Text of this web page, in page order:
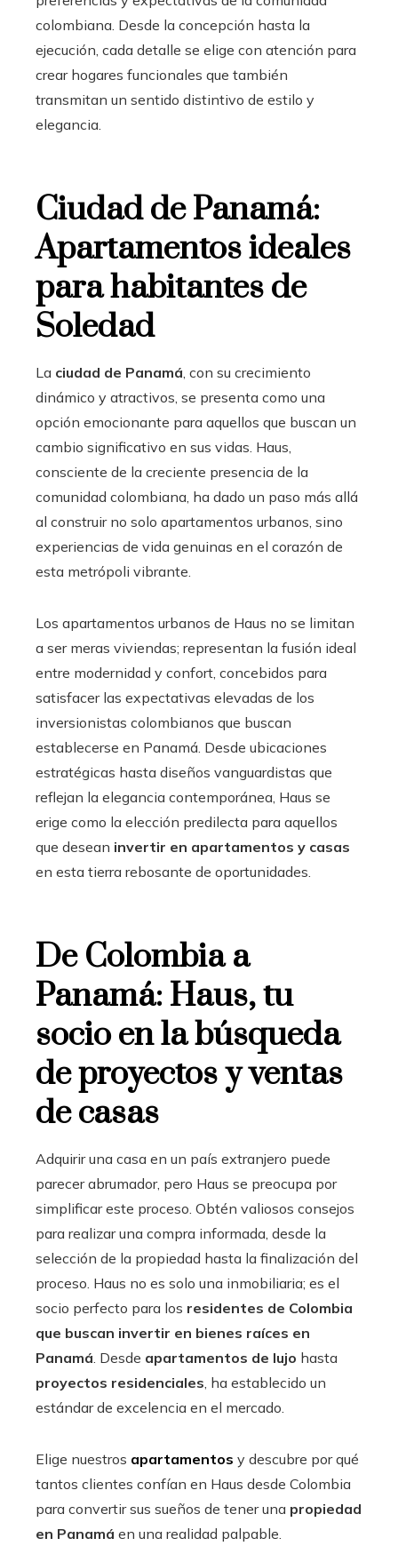
colombiana. Desde la concepción hasta la
ejecución, cada detalle se elige con atención para
crear hogares funcionales que también
transmitan un sentido distintivo de estilo y
elegancia.
Ciudad de Panamá:
Apartamentos ideales
para habitantes de
Soledad
La ciudad de Panamá , con su crecimiento
dinámico y atractivos, se presenta como una
opción emocionante para aquellos que buscan un
cambio significativo en sus vidas. Haus,
consciente de la creciente presencia de la
comunidad colombiana, ha dado un paso más allá
al construir no solo apartamentos urbanos, sino
experiencias de vida genuinas en el corazón de
esta metrópoli vibrante.
Los apartamentos urbanos de Haus no se limitan
a ser meras viviendas; representan la fusión ideal
entre modernidad y confort, concebidos para
satisfacer las expectativas elevadas de los
inversionistas colombianos que buscan
establecerse en Panamá. Desde ubicaciones
estratégicas hasta diseños vanguardistas que
reflejan la elegancia contemporánea, Haus se
erige como la elección predilecta para aquellos
que desean invertir en apartamentos y casas
en esta tierra rebosante de oportunidades.
De Colombia a
Panamá: Haus, tu
socio en la búsqueda
de proyectos y ventas
de casas
Adquirir una casa en un país extranjero puede
parecer abrumador, pero Haus se preocupa por
simplificar este proceso. Obtén valiosos consejos
para realizar una compra informada, desde la
selección de la propiedad hasta la finalización del
proceso. Haus no es solo una inmobiliaria; es el
socio perfecto para los residentes de Colombia
que buscan invertir en bienes raíces en
Panamá . Desde apartamentos de lujo hasta
proyectos residenciales , ha establecido un
estándar de excelencia en el mercado.
Elige nuestros apartamentos y descubre por qué
tantos clientes confían en Haus desde Colombia
para convertir sus sueños de tener una propiedad
en Panamá en una realidad palpable.